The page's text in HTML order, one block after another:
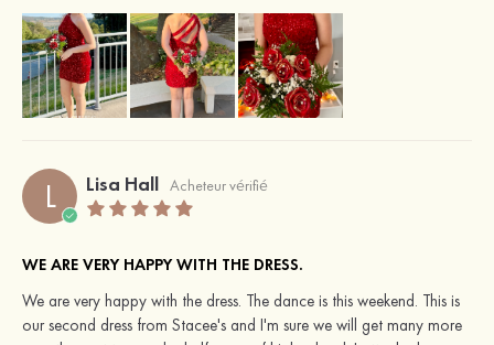
L Lisa Hall Acheteur vérifié
WE ARE VERY HAPPY WITH THE DRESS.
We are very happy with the dress. The dance is this weekend. This is
our second dress from Stacee's and I'm sure we will get many more